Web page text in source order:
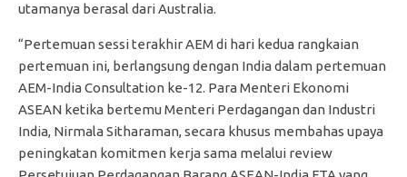
utamanya berasal dari Australia.
“Pertemuan sessi terakhir AEM di hari kedua rangkaian
pertemuan ini, berlangsung dengan India dalam pertemuan
AEM-India Consultation ke-12. Para Menteri Ekonomi
ASEAN ketika bertemu Menteri Perdagangan dan Industri
India, Nirmala Sitharaman, secara khusus membahas upaya
peningkatan komitmen kerja sama melalui review